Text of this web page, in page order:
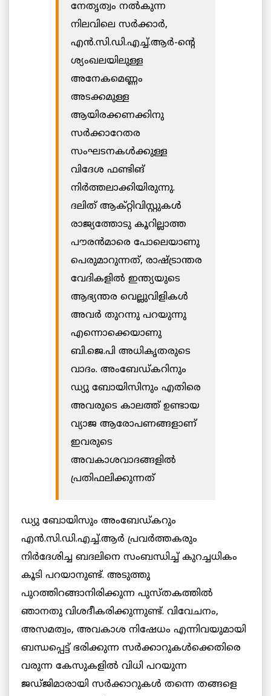
നേതൃത്വം നല്‍കുന്ന
നിലവിലെ സര്‍ക്കാര്‍,
എന്‍.സി.ഡി.എച്ച്.ആര്‍-ന്റെ
ശ്യംഖലയിലുള്ള
അനേകമെണ്ണം
അടക്കമുള്ള
ആയിരക്കണക്കിനു
സര്‍ക്കാറേതര
സംഘടനകള്‍ക്കുള്ള
വിദേശ ഫണ്ടിങ്
നിര്‍ത്തലാക്കിയിരുന്നു.
ദലിത് ആക്റ്റിവിസ്റ്റുകള്‍
രാജ്യത്തോടു കൂറില്ലാത്ത
പൗരന്‍മാരെ പോലെയാണു
പെരുമാറുന്നത്, രാഷ്ട്രാന്തര
വേദികളില്‍ ഇന്ത്യയുടെ
ആഭ്യന്തര വെല്ലുവിളികള്‍
അവര്‍ തുറന്നു പറയുന്നു
എന്നൊക്കെയാണു
ബി.ജെ.പി അധികൃതരുടെ
വാദം. അംബേഡ്കറിനും
ഡ്യു ബോയിസിനും എതിരെ
അവരുടെ കാലത്ത് ഉണ്ടായ
വ്യാജ ആരോപണങ്ങളാണ്
ഇവരുടെ
അവകാശവാദങ്ങളില്‍
പ്രതിഫലിക്കുന്നത്
ഡ്യു ബോയിസും അംബേഡ്കറും
എന്‍.സി.ഡി.എച്ച്.ആര്‍ പ്രവര്‍ത്തകരും
നിര്‍ദേശിച്ച ബദലിനെ സംബന്ധിച്ച് കുറച്ചധികം
കൂടി പറയാനുണ്ട്. അടുത്തു
പുറത്തിറങ്ങാനിരിക്കുന്ന പുസ്തകത്തില്‍
ഞാനതു വിശദീകരിക്കുന്നുണ്ട്. വിവേചനം,
അസമത്വം, അവകാശ നിഷേധം എന്നിവയുമായി
ബന്ധപ്പെട്ട് ഭരിക്കുന്ന സര്‍ക്കാറുകള്‍ക്കെതിരെ
വരുന്ന കേസുകളില്‍ വിധി പറയുന്ന
ജഡ്ജിമാരായി സര്‍ക്കാറുകള്‍ തന്നെ തങ്ങളെ